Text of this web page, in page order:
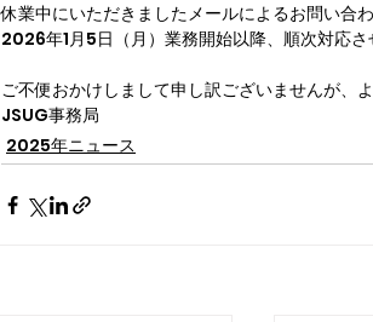
休業中にいただきましたメールによるお問い合わ
2026年1月5日（月）業務開始以降、順次対応さ
ご不便おかけしまして申し訳ございませんが、
JSUG事務局
2025年ニュース